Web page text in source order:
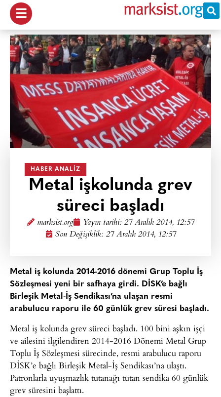
HABER ANALIZ
Metal işkolunda grev
süreci başladı
marksist.org Yayın tarihi: 27 Aralık 2014, 12:57
Son Değişiklik: 27 Aralık 2014, 12:57
Metal iş kolunda 2014-2016 dönemi Grup Toplu İş
Sözleşmesi yeni bir safhaya girdi. DİSK’e bağlı
Birleşik Metal-İş Sendikası’na ulaşan resmi
arabulucu raporu ile 60 günlük grev süresi başladı.
Metal iş kolunda grev süreci başladı. 100 bini aşkın işçi
ve ailesini ilgilendiren 2014-2016 Dönemi Metal Grup
Toplu İş Sözleşmesi sürecinde, resmi arabulucu raporu
DİSK’e bağlı Birleşik Metal-İş Sendikası’na ulaştı.
Patronlarla uyuşmazlık tutanağı tutan sendika 60 günlük
grev süresini başlattı.